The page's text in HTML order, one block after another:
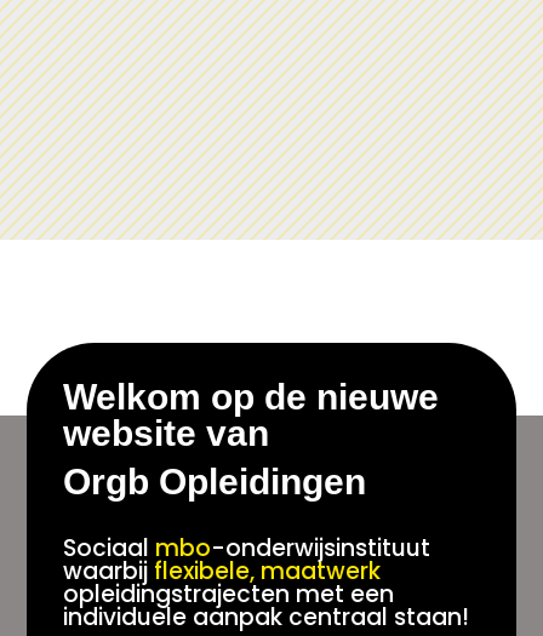
Welkom op de nieuwe
website van
Orgb Opleidingen
Sociaal mbo-onderwijsinstituut
waarbij flexibele, maatwerk
opleidingstrajecten met een
individuele aanpak centraal staan!